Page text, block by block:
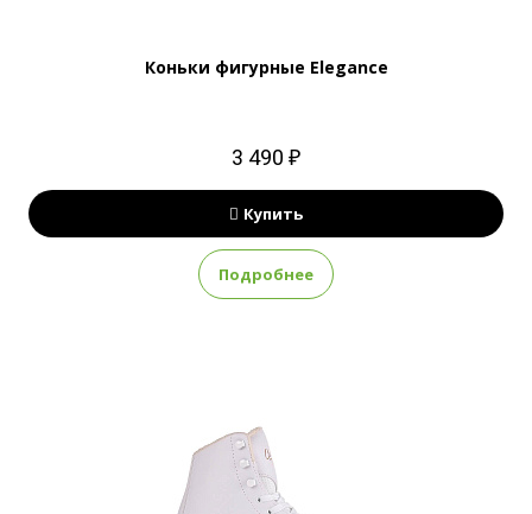
Коньки фигурные Elegance
3 490 ₽
Купить
Подробнее